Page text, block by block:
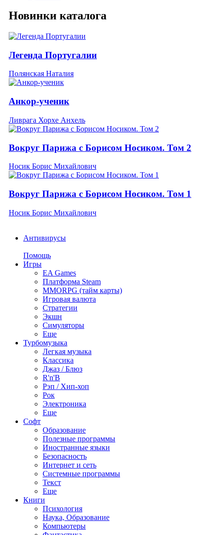
Новинки каталога
Легенда Португалии
Полянская Наталия
Анкор-ученик
Ливрага Хорхе Анхель
Вокруг Парижа с Борисом Носиком. Том 2
Носик Борис Михайлович
Вокруг Парижа с Борисом Носиком. Том 1
Носик Борис Михайлович
Антивирусы
Помощь
Игры
EA Games
Платформа Steam
MMORPG (тайм карты)
Игровая валюта
Стратегии
Экшн
Симуляторы
Еще
Турбомузыка
Легкая музыка
Классика
Джаз / Блюз
R'n'B
Рэп / Хип-хоп
Рок
Электроника
Еще
Софт
Образование
Полезные программы
Иностранные языки
Безопасность
Интернет и сеть
Системные программы
Текст
Еще
Книги
Психология
Наука, Образование
Компьютеры